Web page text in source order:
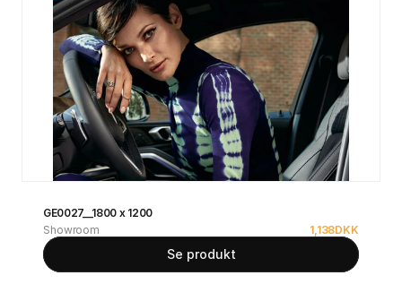
GE0027__1800 x 1200
Showroom
1,138DKK
Se produkt